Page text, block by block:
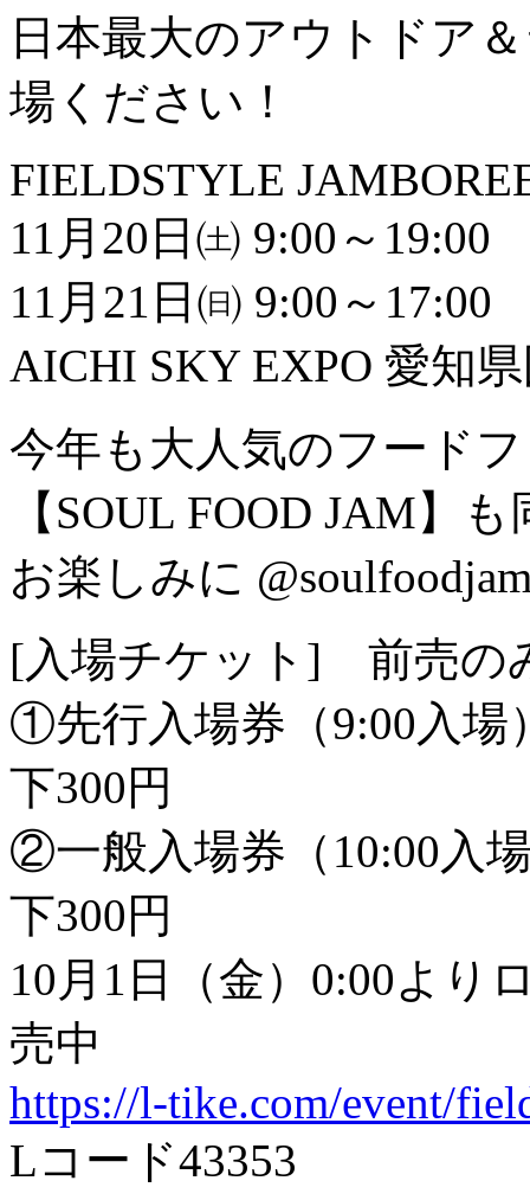
日本最大のアウトドア
場ください！
FIELDSTYLE
11月20日㈯ 9:00～19:00
11月21日㈰ 9:00～17:00
AICHI SKY EXPO 愛知
今年も大人気のフード
【SOUL FOOD JAM】
お楽しみに
[入場チケット] 前売の
①先行入場券（9:00入
下300円
②一般入場券（10:00入
下300円
10月1日（金）0:00より
売中
https://l-tike.com/event/
Lコード43353